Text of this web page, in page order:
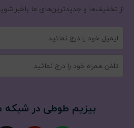
از تخفیف‌ها و جدیدترین‌های ما‌ باخبر
بیزیم طوطی در شبکه